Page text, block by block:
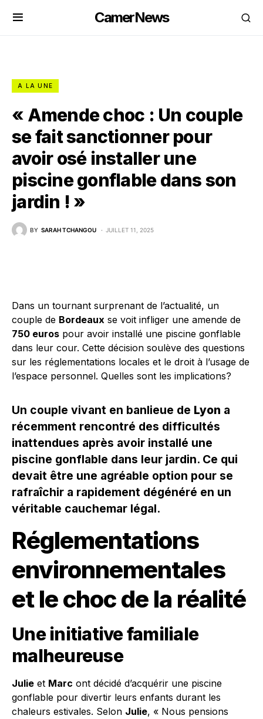
CamerNews
A LA UNE
« Amende choc : Un couple
se fait sanctionner pour
avoir osé installer une
piscine gonflable dans son
jardin ! »
BY SARAH TCHANGOU JUILLET 11, 2025
Dans un tournant surprenant de l’actualité, un
couple de Bordeaux se voit infliger une amende de
750 euros pour avoir installé une piscine gonflable
dans leur cour. Cette décision soulève des questions
sur les réglementations locales et le droit à l’usage de
l’espace personnel. Quelles sont les implications?
Un couple vivant en banlieue de Lyon a
récemment rencontré des difficultés
inattendues après avoir installé une
piscine gonflable dans leur jardin. Ce qui
devait être une agréable option pour se
rafraîchir a rapidement dégénéré en un
véritable cauchemar légal.
Réglementations
environnementales
et le choc de la réalité
Une initiative familiale
malheureuse
Julie et Marc ont décidé d’acquérir une piscine
gonflable pour divertir leurs enfants durant les
chaleurs estivales. Selon Julie, « Nous pensions